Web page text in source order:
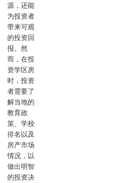
源，还能
为投资者
带来可观
的投资回
报。然
而，在投
资学区房
时，投资
者需要了
解当地的
教育政
策、学校
排名以及
房产市场
情况，以
做出明智
的投资决